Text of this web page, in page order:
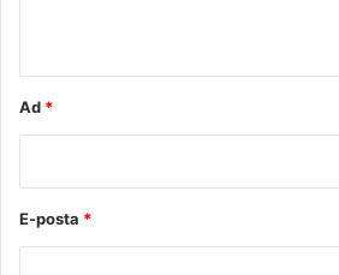
Ad *
E-posta *